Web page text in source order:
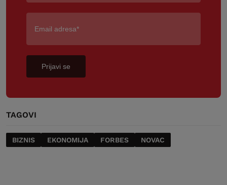
Prijavi se
TAGOVI
BIZNIS EKONOMIJA FORBES NOVAC